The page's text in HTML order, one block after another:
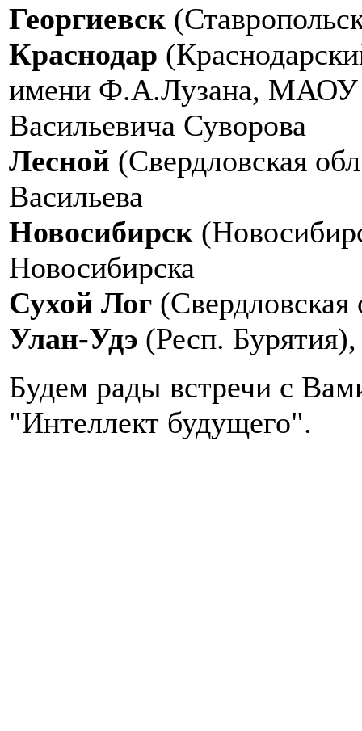
Георгиевск
Краснодар
имени Ф.А.Лузана, МАОУ
Васильевича Суворова
Лесной (Свердловская
Васильева
Новосибирск
Новосибирска
Сухой Лог
Улан-Удэ (Респ.
Будем рады встречи с
"Интеллект будущего".